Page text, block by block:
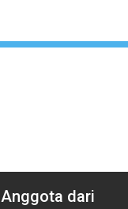
Anggota dari